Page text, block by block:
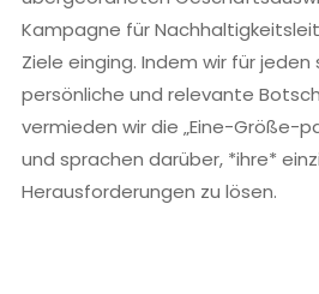
Kampagne für
Ziele einging. Indem wir für jeden
persönliche und relevante
vermieden wir die „Eine-Größe-
und sprachen darüber, *ihre*
Herausforderungen zu lösen.